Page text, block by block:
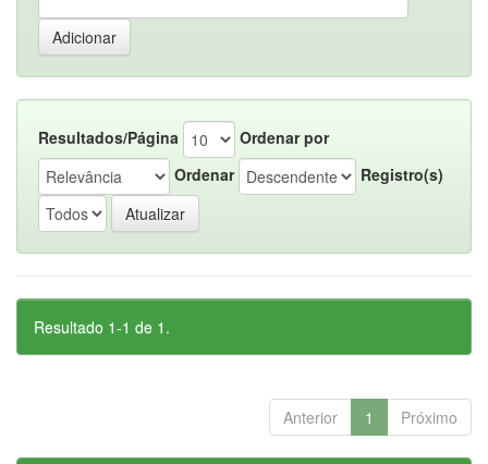
Resultados/Página
Ordenar por
Ordenar
Registro(s)
Resultado 1-1 de 1.
Anterior 1 Próximo